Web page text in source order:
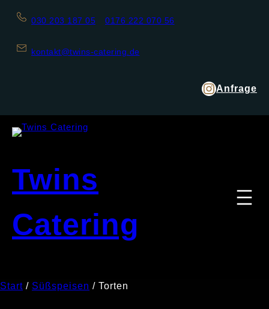
030 203 187 05 0176 222 070 56
kontakt@twins-catering.de
Anfrage
Twins
Catering
Start / Süßspeisen / Torten